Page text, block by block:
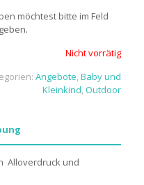
möchtest bitte im Feld
Nicht vorrätig
Angebote,Baby und
Kleinkind,Outdoor
Alloverdruck und